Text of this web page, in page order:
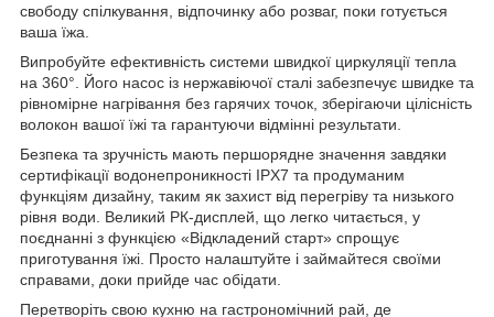
свободу спілкування, відпочинку або розваг, поки готується
ваша їжа.
Випробуйте ефективність системи швидкої циркуляції тепла
на 360°. Його насос із нержавіючої сталі забезпечує швидке та
рівномірне нагрівання без гарячих точок, зберігаючи цілісність
волокон вашої їжі та гарантуючи відмінні результати.
Безпека та зручність мають першорядне значення завдяки
сертифікації водонепроникності IPX7 та продуманим
функціям дизайну, таким як захист від перегріву та низького
рівня води. Великий РК-дисплей, що легко читається, у
поєднанні з функцією «Відкладений старт» спрощує
приготування їжі. Просто налаштуйте і займайтеся своїми
справами, доки прийде час обідати.
Перетворіть свою кухню на гастрономічний рай, де